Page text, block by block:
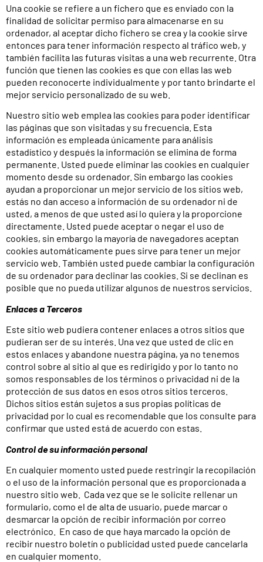
Una cookie se refiere a un fichero que es enviado con la
finalidad de solicitar permiso para almacenarse en su
ordenador, al aceptar dicho fichero se crea y la cookie sirve
entonces para tener información respecto al tráfico web, y
también facilita las futuras visitas a una web recurrente. Otra
función que tienen las cookies es que con ellas las web
pueden reconocerte individualmente y por tanto brindarte el
mejor servicio personalizado de su web.
Nuestro sitio web emplea las cookies para poder identificar
las páginas que son visitadas y su frecuencia. Esta
información es empleada únicamente para análisis
estadístico y después la información se elimina de forma
permanente. Usted puede eliminar las cookies en cualquier
momento desde su ordenador. Sin embargo las cookies
ayudan a proporcionar un mejor servicio de los sitios web,
estás no dan acceso a información de su ordenador ni de
usted, a menos de que usted así lo quiera y la proporcione
directamente. Usted puede aceptar o negar el uso de
cookies, sin embargo la mayoría de navegadores aceptan
cookies automáticamente pues sirve para tener un mejor
servicio web. También usted puede cambiar la configuración
de su ordenador para declinar las cookies. Si se declinan es
posible que no pueda utilizar algunos de nuestros servicios.
Enlaces a Terceros
Este sitio web pudiera contener enlaces a otros sitios que
pudieran ser de su interés. Una vez que usted de clic en
estos enlaces y abandone nuestra página, ya no tenemos
control sobre al sitio al que es redirigido y por lo tanto no
somos responsables de los términos o privacidad ni de la
protección de sus datos en esos otros sitios terceros.
Dichos sitios están sujetos a sus propias políticas de
privacidad por lo cual es recomendable que los consulte para
confirmar que usted está de acuerdo con estas.
Control de su información personal
En cualquier momento usted puede restringir la recopilación
o el uso de la información personal que es proporcionada a
nuestro sitio web. Cada vez que se le solicite rellenar un
formulario, como el de alta de usuario, puede marcar o
desmarcar la opción de recibir información por correo
electrónico. En caso de que haya marcado la opción de
recibir nuestro boletín o publicidad usted puede cancelarla
en cualquier momento.